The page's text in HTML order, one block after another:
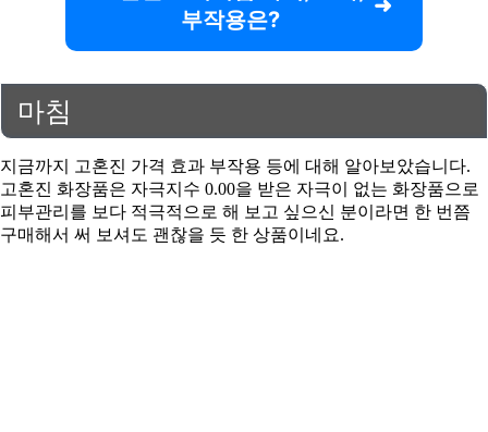
부작용은?
마침
지금까지 고혼진 가격 효과 부작용 등에 대해 알아보았습니다.
고혼진 화장품은 자극지수 0.00을 받은 자극이 없는 화장품으로
피부관리를 보다 적극적으로 해 보고 싶으신 분이라면 한 번쯤
구매해서 써 보셔도 괜찮을 듯 한 상품이네요.